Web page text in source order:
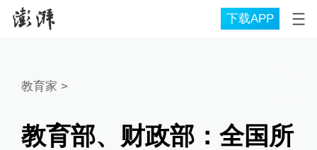
下载APP
教育家 >
教育部、财政部：全国所